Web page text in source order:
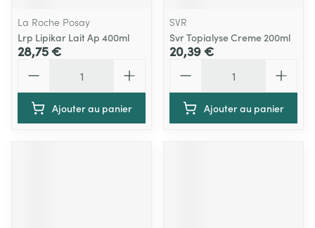
La Roche Posay
Lrp Lipikar Lait Ap 400ml
28,75 €
Ajouter au panier
SVR
Svr Topialyse Creme 200ml
20,39 €
Ajouter au panier